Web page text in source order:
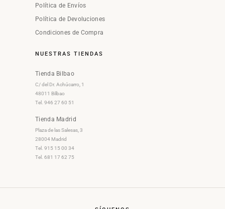
Política de Envíos
Política de Devoluciones
Condiciones de Compra
NUESTRAS TIENDAS
Tienda Bilbao
C/ del Dr. Achúcarro, 1
48011 Bilbao
Tel. 946 27 60 51
Tienda Madrid
Plaza de las Salesas, 3
28004 Madrid
Tel. 915 15 00 34
Tel. 681 17 62 75